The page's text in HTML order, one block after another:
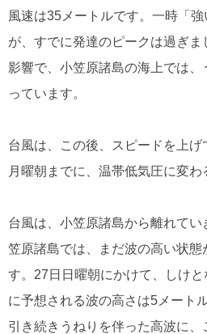
風速は35メートルです。一時「
が、すでに発達のピークは過ぎ
影響で、小笠原諸島の海上では
っています。
台風は、この後、スピードを上げ
月曜朝までに、温帯低気圧に変わ
台風は、小笠原諸島から離れて
笠原諸島では、まだ波の高い状
す。27日日曜朝にかけて、しけ
に予想される波の高さは5メート
引き続きうねりを伴った高波に、